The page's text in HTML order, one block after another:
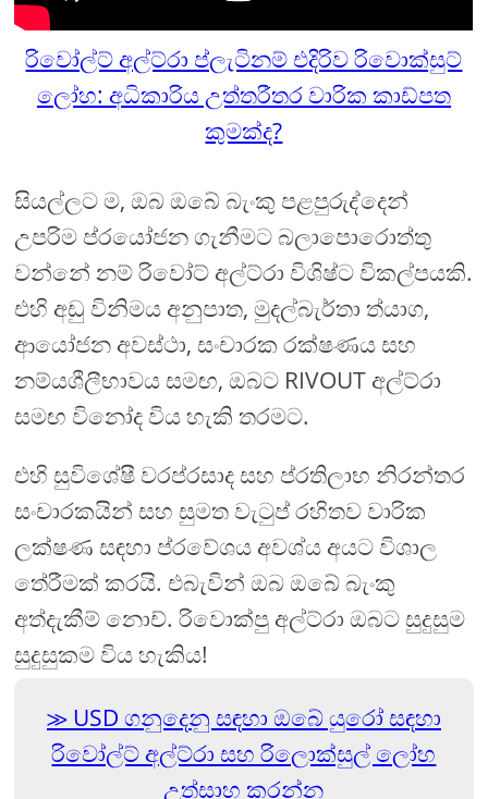
රිවෝල්ට් අල්ට්රා ප්ලැටිනම් එදිරිව රිවොක්සුට්
ලෝහ: අධිකාරිය උත්තරීතර වාරික කාඩ්පත
කුමක්ද?
සියල්ලට ම, ඔබ ඔබේ බැංකු පළපුරුද්දෙන්
උපරිම ප්රයෝජන ගැනීමට බලාපොරොත්තු
වන්නේ නම් රිවෝට් අල්ට්රා විශිෂ්ට විකල්පයකි.
එහි අඩු විනිමය අනුපාත, මුදල්බැර්තා ත්යාග,
ආයෝජන අවස්ථා, සංචාරක රක්ෂණය සහ
නම්යශීලීභාවය සමඟ, ඔබට RIVOUT අල්ට්රා
සමඟ විනෝද විය හැකි තරමට.
එහි සුවිශේෂී වරප්රසාද සහ ප්රතිලාභ නිරන්තර
සංචාරකයින් සහ සුමත වැටුප් රහිතව වාරික
ලක්ෂණ සඳහා ප්රවේශය අවශ්ය අයට විශාල
තේරීමක් කරයි. එබැවින් ඔබ ඔබේ බැංකු
අත්දැකීම් නොච්. රිවොක්පු අල්ට්රා ඔබට සුදුසුම
සුදුසුකම විය හැකිය!
USD ගනුදෙනු සඳහා ඔබේ යුරෝ සඳහා
රිවෝල්ට් අල්ට්රා සහ රිලොක්සුල් ලෝහ
උත්සාහ කරන්න